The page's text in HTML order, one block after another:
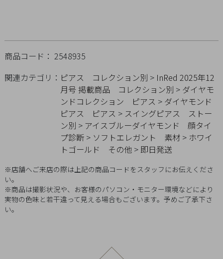
商品コード： 2548935
関連カテゴリ： ピアス コレクション別 > InRed 2025年12
月号 掲載商品
コレクション別 > ダイヤモ
ンドコレクション
ピアス > ダイヤモンド
ピアス
ピアス > スイングピアス
ストー
ン別 > アイスブルーダイヤモンド
顔タイ
プ診断 > ソフトエレガント 素材 > ホワイ
トゴールド
その他 > 即日発送
※店舗へご来店の際は上記の商品コードをスタッフにお伝えくださ
い。
※商品は撮影状況や、お客様のパソコン・モニター環境などにより
実物の色味と若干違って見える場合もございます。予めご了承下さ
い。
品
SHOP